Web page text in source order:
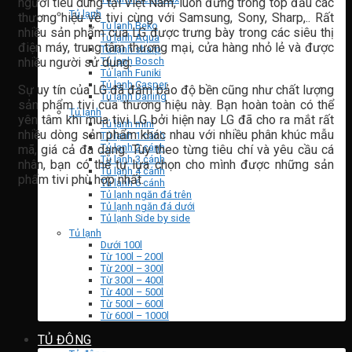
Tủ lạnh
Tủ lạnh Beko
Tủ lạnh Aqua
Tủ lạnh sharp
Tủ lạnh Bosch
Tủ lạnh Funiki
Tủ lạnh Casper
Tủ lạnh Darling
Tủ lạnh
Tủ lạnh mini
Tủ lạnh 1 cánh
Tủ lạnh 2 cánh
Tủ lạnh 3 cánh
Tủ lạnh 4 cánh
Tủ lạnh 6 cánh
Tủ lạnh ngăn đá trên
Tủ lạnh ngăn đá dưới
Tủ lạnh Side by side
Tủ lạnh
Dưới 100l
Từ 100l – 200l
Từ 200l – 300l
Từ 300l – 400l
Từ 400l – 500l
Từ 500l – 600l
Từ 600l – 1000l
TỦ ĐÔNG
thương hiệu về tivi cùng với Samsung, Sony, Sharp,.. Rất
nhiều sản phẩm của LG được trưng bày trong các siêu thị
điện máy, trung tâm thương mại, cửa hàng nhỏ lẻ và được
nhiều người sử dụng.
Sự uy tín của LG đã đảm bảo độ bền cũng như chất lượng
sản phẩm tivi của thương hiệu này. Bạn hoàn toàn có thể
yên tâm khi mua tivi LG bởi hiện nay LG đã cho ra mắt rất
nhiều dòng sản phẩm khác nhau với nhiều phân khúc mẫu
mã, giá cả đa dạng. Tùy theo từng tiêu chí và yêu cầu cá
nhân, bạn có thể tự lựa chọn cho mình được những sản
phẩm tivi phù hợp nhất.